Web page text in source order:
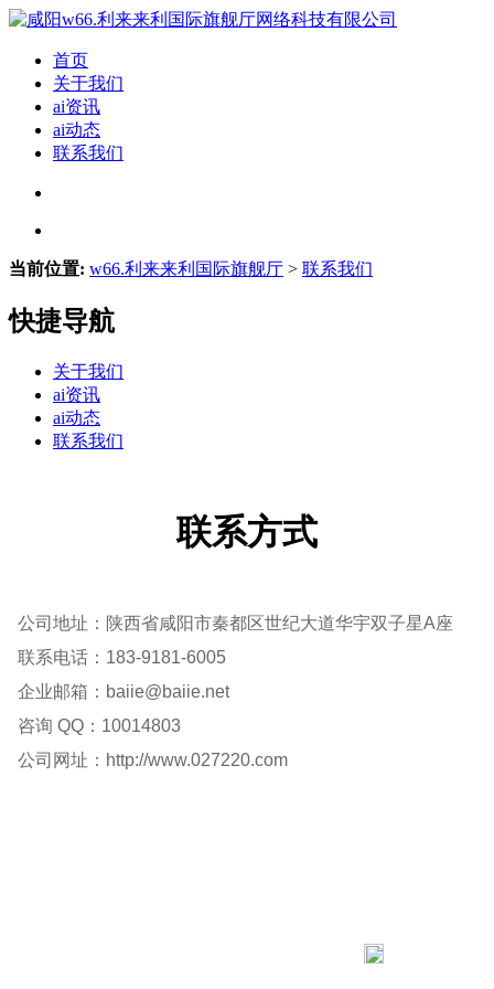
首页
关于我们
ai资讯
ai动态
联系我们
当前位置: w66.利来来利国际旗舰厅 > 联系我们
快捷导航
关于我们
ai资讯
ai动态
联系我们
联系方式
公司地址：陕西省咸阳市秦都区世纪大道华宇双子星A座
联系电话：183-9181-6005
企业邮箱：baiie@baiie.net
咨询 QQ：10014803
公司网址：http://www.027220.com